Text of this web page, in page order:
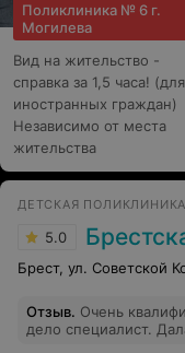
Поликлиника № 6 г.
Могилева
Вид на жительство -
справка за 1,5 часа! (для
иностранных граждан)
Независимо от места
жительства
ДЕТСКАЯ ПОЛИКЛИНИКА
5.0 Брестская
Брест, ул. Советской
Отзыв. Очень
дело специалист.